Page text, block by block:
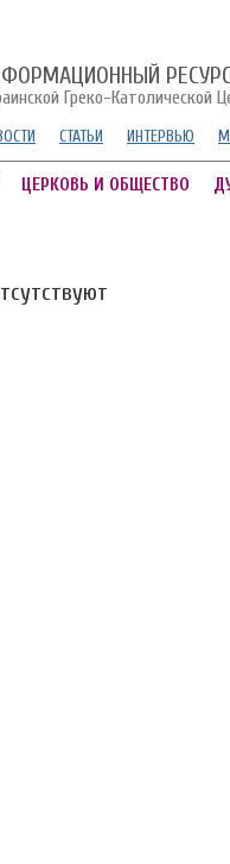
Греко-Католической
СТАТЬИ ИНТЕРВЬЮ
ЦЕРКОВЬ И ОБЩЕСТВО